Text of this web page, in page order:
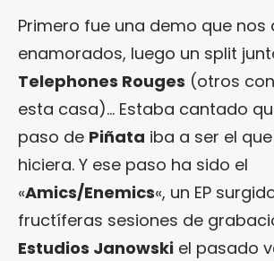
Primero fue una demo que nos
enamorados, luego un split
Telephones Rouges (otros
esta casa)… Estaba cantado
paso de Piñata iba a ser el
hiciera. Y ese paso ha sido el
«Amics/Enemics«, un EP
fructíferas sesiones de
Estudios Janowski el pasado